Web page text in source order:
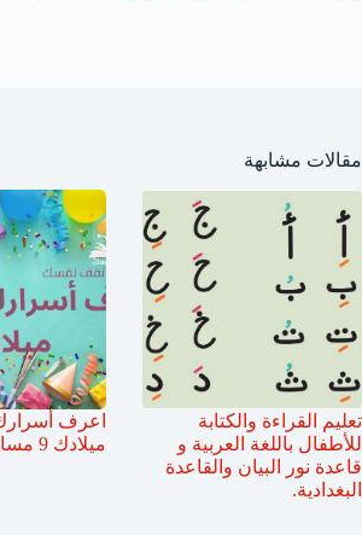
مقالات مشابهة
تعليم القراءة والكتابة
للأطفال باللغة العربية و
قاعدة نور البيان والقاعدة
البغدادية.
اعرف
ميلادك 9 مسارات عن حياتك